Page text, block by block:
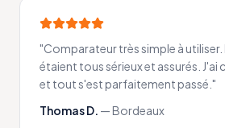
"Comparateur très simple à utiliser.
étaient tous sérieux et assurés. J'ai
et tout s'est parfaitement passé. "
Thomas D. —Bordeaux